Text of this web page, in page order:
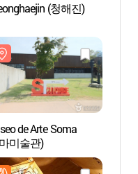
(청해진)
de Arte Soma
미술관)